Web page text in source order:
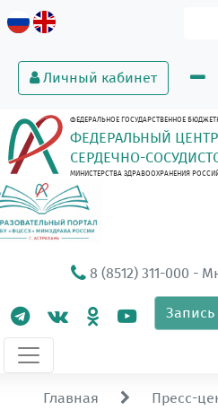
Личный кабинет
ФЕДЕРАЛЬНОЕ ГОСУДАРСТВЕННОЕ
ФЕДЕРАЛЬНЫЙ ЦЕНТР
СЕРДЕЧНО-
МИНИСТЕРСТВА ЗДРАВООХРАНЕНИЯ
8 (8512) 311-000 -
Главная Пресс-